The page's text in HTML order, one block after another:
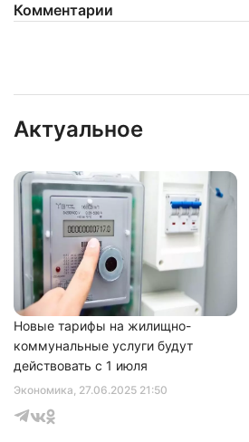
Комментарии
Актуальное
Экономика, 27.06.2025 21:50
Новые тарифы на жилищно-
коммунальные услуги будут
действовать с 1 июля
Нажимая на кнопку
соглашаетесь сполитикой